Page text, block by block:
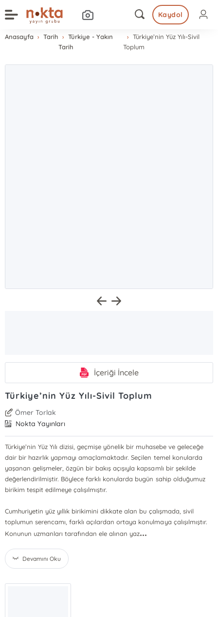
Kaydol
Anasayfa Tarih
Türkiye - Yakın
Tarih
Türkiye’nin Yüz Yılı-Sivil
Toplum
İçeriği İncele
Türkiye’nin Yüz Yılı-Sivil Toplum
Ömer Torlak
Nokta Yayınları
Türkiye’nin Yüz Yılı dizisi, geçmişe yönelik bir muhasebe ve geleceğe
dair bir hazırlık yapmayı amaçlamaktadır. Seçilen temel konularda
yaşanan gelişmeler, özgün bir bakış açışıyla kapsamlı bir şekilde
değerlendirilmiştir. Böylece farklı konularda bugün sahip olduğumuz
birikim tespit edilmeye çalışılmıştır.
Cumhuriyetin yüz yıllık birikimini dikkate alan bu çalışmada, sivil
toplumun serencamı, farklı açılardan ortaya konulmaya çalışılmıştır.
Konunun uzmanları tarafından ele alınan yaz...
Devamını Oku